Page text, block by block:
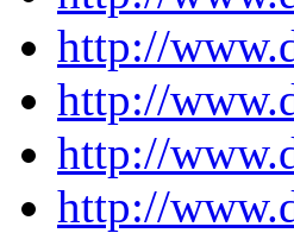
http://
http://
http://
http://